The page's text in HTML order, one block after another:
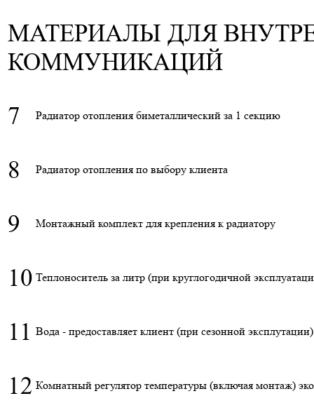
МАТЕРИАЛЫ ДЛЯ
КОММУНИКАЦИЙ
7
Радиатор отопления биметаллический за 1 секцию
8 Радиатор отопления по выбору клиента
9 Монтажный комплект для крепления к радиатору
10 Теплоноситель за литр (при круглогодичной
11 Вода - предоставляет клиент (при сезонной эксплутации)
12 Комнатный регулятор температуры (включая монтаж)